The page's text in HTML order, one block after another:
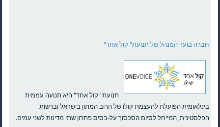
חברה בועד המנהל של תנועת" קול אחד"
תנועת "קול אחד" היא תנועה עממית
בינלאומית הפועלת להעצמת קולו של הרוב המתון בישראל וברשות
הפלסטינית, המייחל לסיום הסכסוך על-בסיס פתרון שתי מדינות לשני עמים.